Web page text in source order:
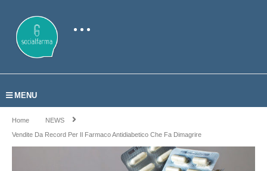
MENU
Home
NEWS
Vendite Da Record Per Il Farmaco Antidiabetico Che Fa Dimagrire